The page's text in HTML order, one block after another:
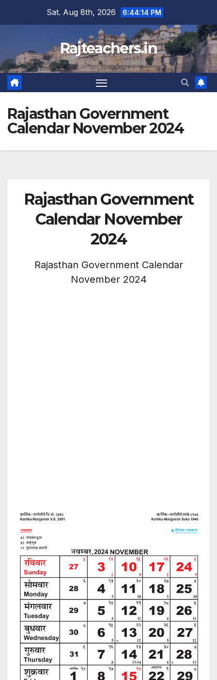
Sat. Aug 8th, 2026 6:44:14 PM
Rajteachers.in
Rajasthan Government
Calendar November 2024
Rajasthan Government
Calendar November
2024
Rajasthan Government Calendar
November 2024